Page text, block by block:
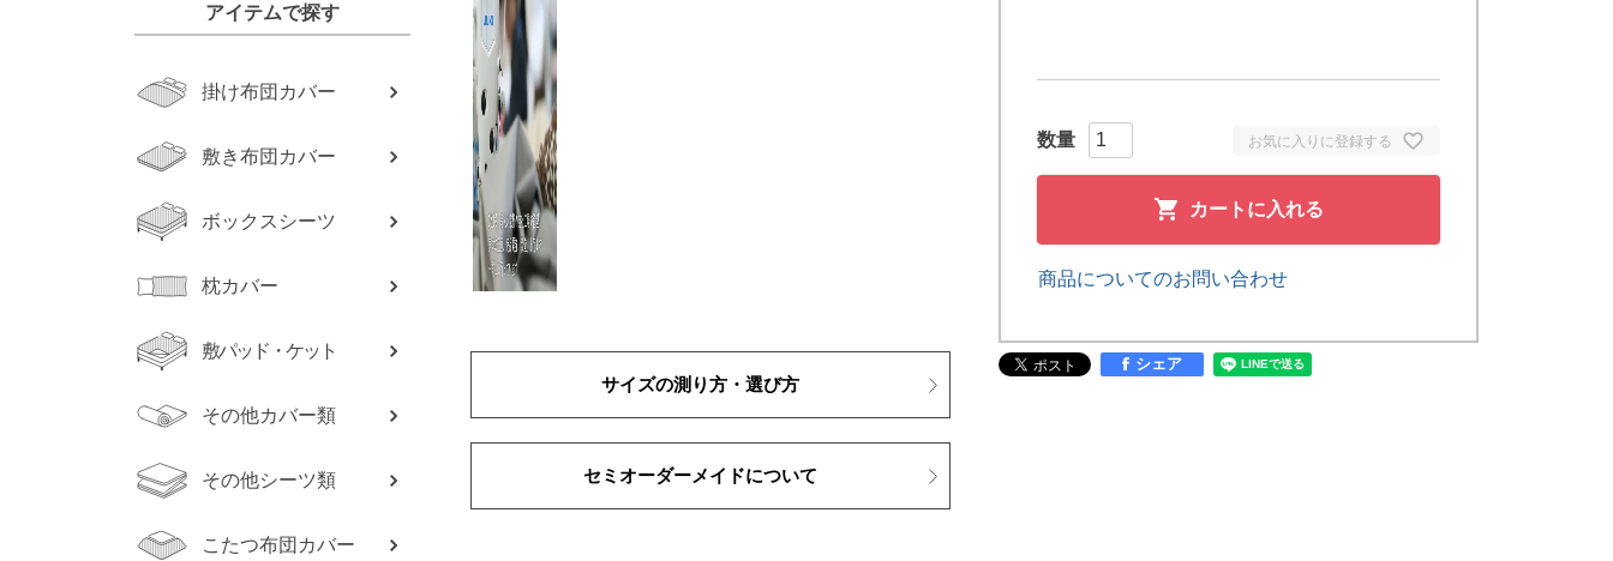
アイテムで探す
掛け布団カバー
敷き布団カバー
ボックスシーツ
枕カバー
敷パッド・ケット
その他カバー類
その他シーツ類
こたつ布団カバー
サイズの測り方・選び方
セミオーダーメイドについて
お気に入りに登録する
カートに入れる
商品についてのお問い合わせ
シェア